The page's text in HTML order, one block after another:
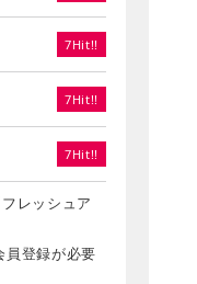
7Hit!!
7Hit!!
7Hit!!
レッシュア
員登録が必要